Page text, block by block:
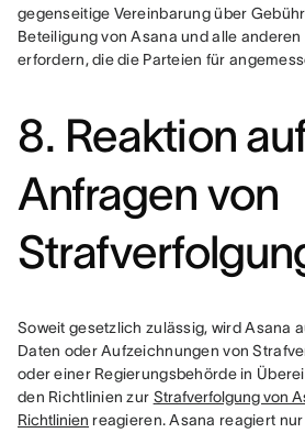
gegenseitige Vereinbarung über
Beteiligung von Asana und alle
erfordern, die die Parteien für
8. Reaktion
Anfragen von
Soweit gesetzlich zulässig, wird Asana
Daten oder Aufzeichnungen von
oder einer Regierungsbehörde in
den Richtlinien zur Strafverfolgung von
Richtlinien reagieren. Asana reagiert